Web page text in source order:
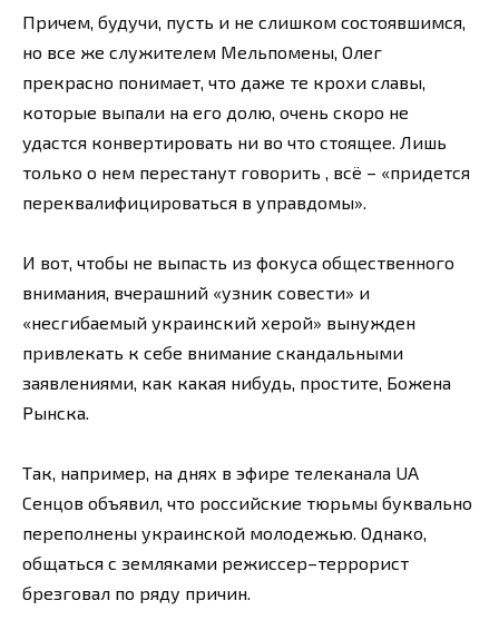
Причем, будучи, пусть и не слишком состоявшимся,
но все же служителем Мельпомены, Олег
прекрасно понимает, что даже те крохи славы,
которые выпали на его долю, очень скоро не
удастся конвертировать ни во что стоящее. Лишь
только о нем перестанут говорить , всё – «придется
переквалифицироваться в управдомы».
И вот, чтобы не выпасть из фокуса общественного
внимания, вчерашний «узник совести» и
«несгибаемый украинский херой» вынужден
привлекать к себе внимание скандальными
заявлениями, как какая нибудь, простите, Божена
Рынска.
Так, например, на днях в эфире телеканала UA
Сенцов объявил, что российские тюрьмы буквально
переполнены украинской молодежью. Однако,
общаться с земляками режиссер–террорист
брезговал по ряду причин.